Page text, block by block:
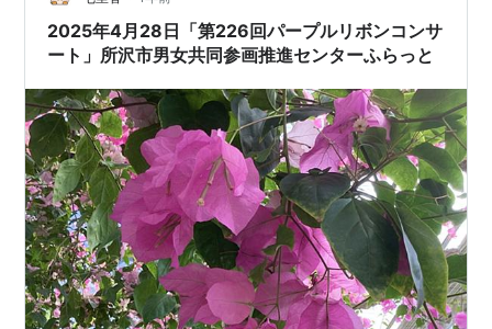
2025年4月28日「第226回パープルリボンコンサ
ート」所沢市男女共同参画推進センターふらっと